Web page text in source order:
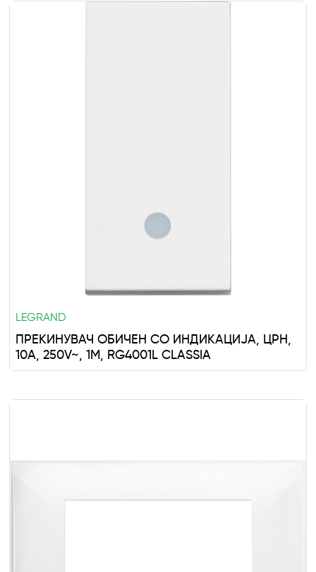
LEGRAND
ПРЕКИНУВАЧ ОБИЧЕН СО ИНДИКАЦИЈА, ЦРН,
10A, 250V~, 1M, RG4001L CLASSIA